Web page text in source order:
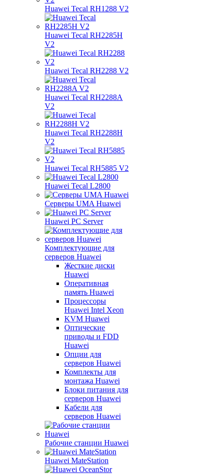
Huawei Tecal RH1288 V2
Huawei Tecal RH2285H
V2
Huawei Tecal RH2288 V2
Huawei Tecal RH2288A
V2
Huawei Tecal RH2288H
V2
Huawei Tecal RH5885 V2
Huawei Tecal L2800
Серверы UMA Huawei
Huawei PC Server
Комплектующие для
серверов Huawei
Жесткие диски
Huawei
Оперативная
память Huawei
Процессоры
Huawei Intel Xeon
KVM Huawei
Оптические
приводы и FDD
Huawei
Опции для
серверов Huawei
Комплекты для
монтажа Huawei
Блоки питания для
серверов Huawei
Кабели для
серверов Huawei
Рабочие станции Huawei
Huawei MateStation